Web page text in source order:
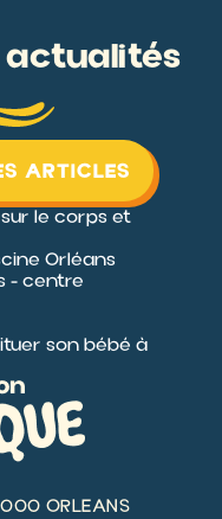
ARTICLES
le corps et
Orléans
- centre
son bébé à
ORLEANS